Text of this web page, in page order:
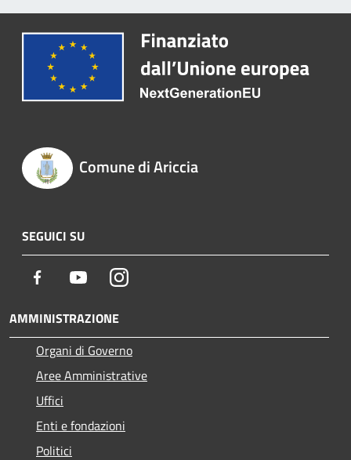
Comune di Ariccia
SEGUICI SU
Facebook YoutubeInstagram
AMMINISTRAZIONE
Organi di Governo
Aree Amministrative
Uffici
Enti e fondazioni
Politici